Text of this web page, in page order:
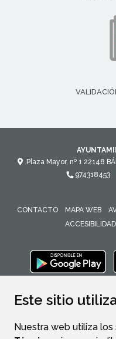
Este sitio
Nuestra web utiliza
Plaza Mayor, nº 1 22148
974318453
CONTACTO MAPA WEB
ACCESIBILIDAD